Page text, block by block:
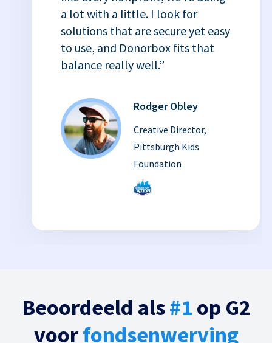
a lot with a little. I look for
solutions that are secure yet easy
to use, and Donorbox fits that
balance really well.”
Rodger Obley
Creative Director,
Pittsburgh Kids
Foundation
Beoordeeld als#1 op G2
voorfondsenwerving